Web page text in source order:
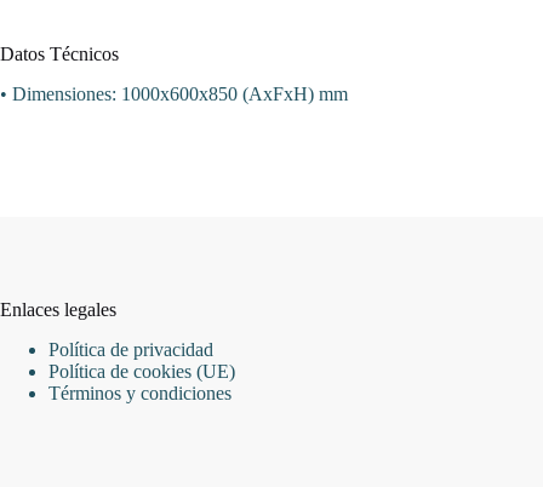
Datos Técnicos
• Dimensiones: 1000x600x850 (AxFxH) mm
Enlaces legales
Política de privacidad
Política de cookies (UE)
Términos y condiciones